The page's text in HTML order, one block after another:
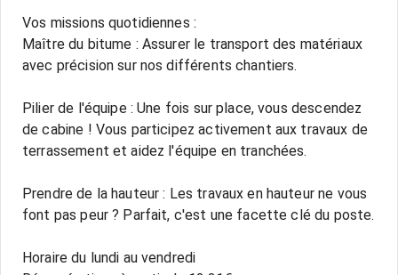
Vos missions quotidiennes :
Maître du bitume : Assurer le transport des matériaux
avec précision sur nos différents chantiers.
Pilier de l'équipe : Une fois sur place, vous descendez
de cabine ! Vous participez activement aux travaux de
terrassement et aidez l'équipe en tranchées.
Prendre de la hauteur : Les travaux en hauteur ne vous
font pas peur ? Parfait, c'est une facette clé du poste.
Horaire du lundi au vendredi